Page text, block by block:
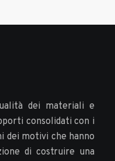
dei materiali e
consolidati con i
motivi che hanno
di costruire una